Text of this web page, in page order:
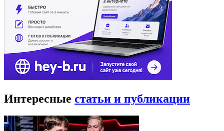
Интересные статьи и публикации